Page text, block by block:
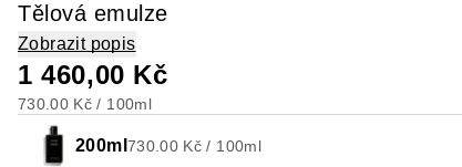
Tělová emulze
Zobrazit popis
1 460,00 Kč
730.00 Kč / 100ml
200ml 730.00 Kč / 100ml